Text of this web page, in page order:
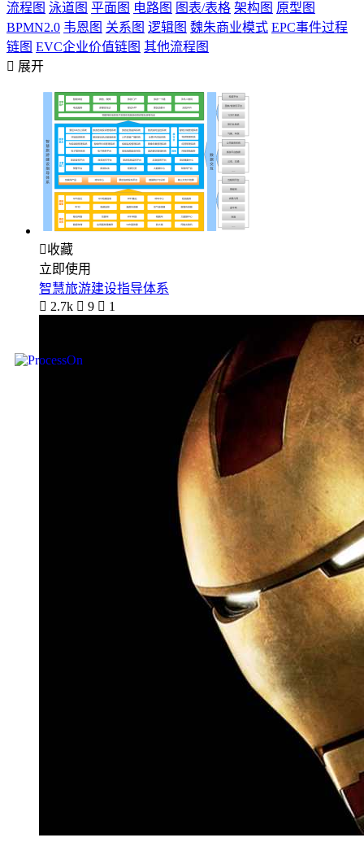
流程图 泳道图 平面图 电路图 图表/表格 架构图 原型图
BPMN2.0 韦恩图 关系图 逻辑图 魏朱商业模式 EPC事件过程
链图 EVC企业价值链图 其他流程图
 展开
收藏
立即使用
智慧旅游建设指导体系
 2.7k  9  1